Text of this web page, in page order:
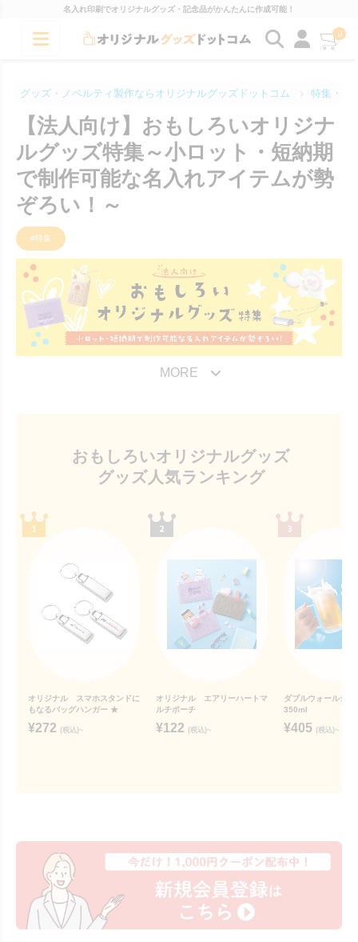
名入れ印刷でオリジナルグッズ・記念品がかんたんに作成可能！
0
グッズ・ノベルティ製作ならオリジナルグッズドットコム 特集・コ
【法人向け】おもしろいオリジナ
ルグッズ特集～小ロット・短納期
で制作可能な名入れアイテムが勢
ぞろい！～
#特集
MORE
おもしろいオリジナルグッズ
グッズ人気ランキング
オリジナル スマホスタンドに
もなるバッグハンガー ★
¥272 (税込)~
オリジナル エアリーハートマ
ルチポーチ
¥122 (税込)~
ダブルウォールジ
350ml
¥405 (税込)~